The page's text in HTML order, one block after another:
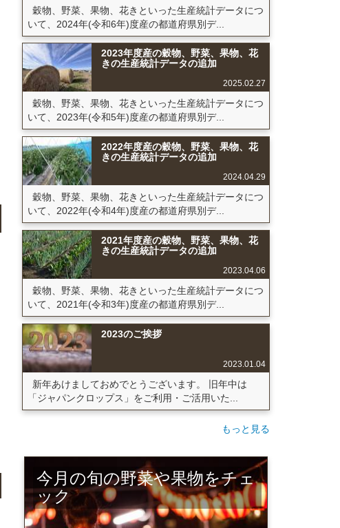
穀物、野菜、果物、花きといった生産統計データにつ
いて、2024年(令和6年)度産の都道府県別デ...
2023年度産の穀物、野菜、果物、花
きの生産統計データの追加
2025.02.27
穀物、野菜、果物、花きといった生産統計データにつ
いて、2023年(令和5年)度産の都道府県別デ...
2022年度産の穀物、野菜、果物、花
きの生産統計データの追加
2024.04.29
穀物、野菜、果物、花きといった生産統計データにつ
いて、2022年(令和4年)度産の都道府県別デ...
2021年度産の穀物、野菜、果物、花
きの生産統計データの追加
2023.04.06
穀物、野菜、果物、花きといった生産統計データにつ
いて、2021年(令和3年)度産の都道府県別デ...
2023のご挨拶
2023.01.04
新年あけましておめでとうございます。 旧年中は
「ジャパンクロップス」をご利用・ご活用いた...
もっと見る
今月の旬の野菜や果物をチェ
ック